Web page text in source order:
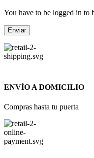
You have to be logged in to
ENVÍO A DOMICILIO
Compras hasta tu puerta